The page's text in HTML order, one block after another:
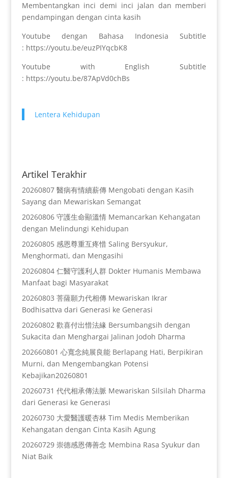
Membentangkan inci demi inci jalan dan memberi
pendampingan dengan cinta kasih
Youtube dengan Bahasa Indonesia Subtitle
: https://youtu.be/euzPIYqcbK8
Youtube with English Subtitle
: https://youtu.be/87ApVd0chBs
Lentera Kehidupan
Artikel Terakhir
20260807 醫病有情續薪傳 Mengobati dengan Kasih
Sayang dan Mewariskan Semangat
20260806 守護生命顯溫情 Memancarkan Kehangatan
dengan Melindungi Kehidupan
20260805 感恩尊重互疼惜 Saling Bersyukur,
Menghormati, dan Mengasihi
20260804 仁醫守護利人群 Dokter Humanis Membawa
Manfaat bagi Masyarakat
20260803 菩薩願力代相傳 Mewariskan Ikrar
Bodhisattva dari Generasi ke Generasi
20260802 歡喜付出惜法緣 Bersumbangsih dengan
Sukacita dan Menghargai Jalinan Jodoh Dharma
202660801 心寬念純展良能 Berlapang Hati, Berpikiran
Murni, dan Mengembangkan Potensi
Kebajikan20260801
20260731 代代相承傳法脈 Mewariskan Silsilah Dharma
dari Generasi ke Generasi
20260730 大愛醫護暖杏林 Tim Medis Memberikan
Kehangatan dengan Cinta Kasih Agung
20260729 崇德感恩傳善念 Membina Rasa Syukur dan
Niat Baik